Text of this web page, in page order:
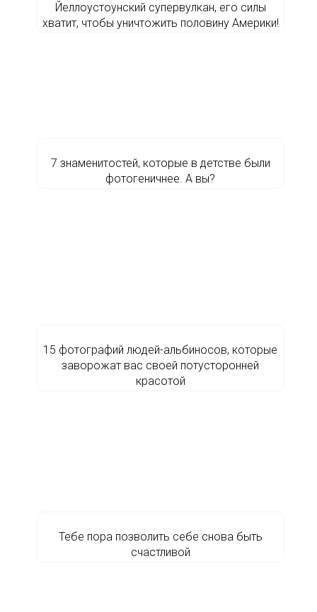
Йеллоустоунский супервулкан, его силы
хватит, чтобы уничтожить половину Америки!
7 знаменитостей, которые в детстве были
фотогеничнее. А вы?
15 фотографий людей-альбиносов, которые
заворожат вас своей потусторонней
красотой
Тебе пора позволить себе снова быть
счастливой